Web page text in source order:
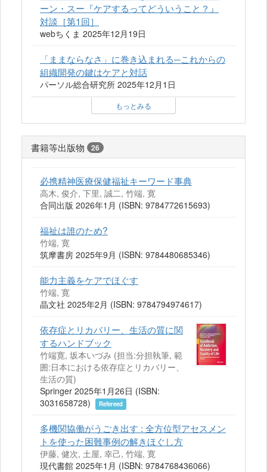
ーン・スー『ケアするってどういうこと？』
対談［第1回］
webちくま 2025年12月19日
「ままならなさ」に巻き込まれる─これからの
組織開発の鍵はケアと対話
パーソル総合研究所 2025年12月1日
もっとみる
書籍等出版物 26
必携精神医療保健福祉キーワード事典
高木, 俊介, 下里, 誠二, 竹端, 寛
合同出版 2026年1月 (ISBN: 9784772615693)
福祉は誰のため?
竹端, 寛
筑摩書房 2025年9月 (ISBN: 9784480685346)
能力主義をケアでほぐす
竹端, 寛
晶文社 2025年2月 (ISBN: 9784794974617)
依存症とリカバリー、生活の質に関
するハンドブック
竹端寛, 坂本いづみ (担当:分担執筆, 範
囲:日本における依存症とリカバリー、
生活の質)
Springer 2025年1月26日 (ISBN:
3031658728)
Refereed
多機関協働がうごき出す : 全方位型アセスメン
トを使った困難事例の解きほぐし方
伊藤, 健次, 土屋, 幸己, 竹端, 寛
現代書館 2025年1月 (ISBN: 9784768436066)